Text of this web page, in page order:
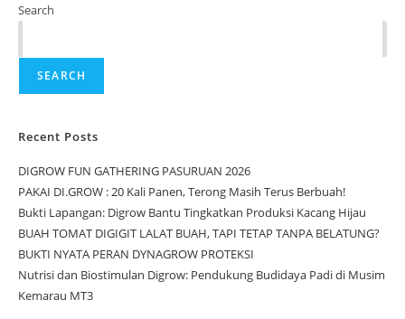
Search
SEARCH
Recent Posts
DIGROW FUN GATHERING PASURUAN 2026
PAKAI DI.GROW : 20 Kali Panen, Terong Masih Terus Berbuah!
Bukti Lapangan: Digrow Bantu Tingkatkan Produksi Kacang Hijau
BUAH TOMAT DIGIGIT LALAT BUAH, TAPI TETAP TANPA BELATUNG?
BUKTI NYATA PERAN DYNAGROW PROTEKSI
Nutrisi dan Biostimulan Digrow: Pendukung Budidaya Padi di Musim
Kemarau MT3